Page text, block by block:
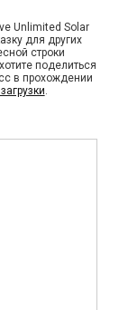
Unlimited Solar
для других
строки
поделиться
в прохождении
.